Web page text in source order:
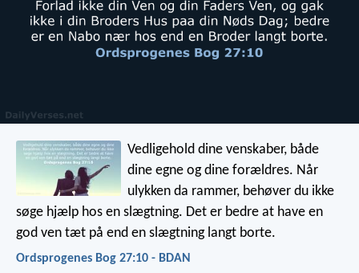
Vedligehold dine venskaber, både
dine egne og dine forældres. Når
ulykken da rammer, behøver du ikke
søge hjælp hos en slægtning. Det er bedre at have en
god ven tæt på end en slægtning langt borte.
Ordsprogenes Bog 27:10 - BDAN